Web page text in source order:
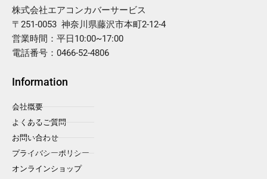
株式会社エアコンカバーサービス
〒251-0053 神奈川県藤沢市本町2-12-4
営業時間：平日10:00~17:00
電話番号：0466-52-4806
Information
会社概要
よくあるご質問
お問い合わせ
プライバシーポリシー
オンラインショップ